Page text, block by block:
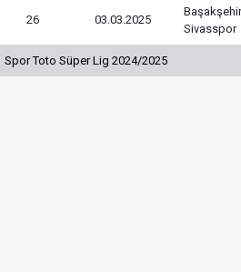
26 03.03.2025
Başakşehir
Sivasspor
Spor Toto Süper Lig 2024/2025